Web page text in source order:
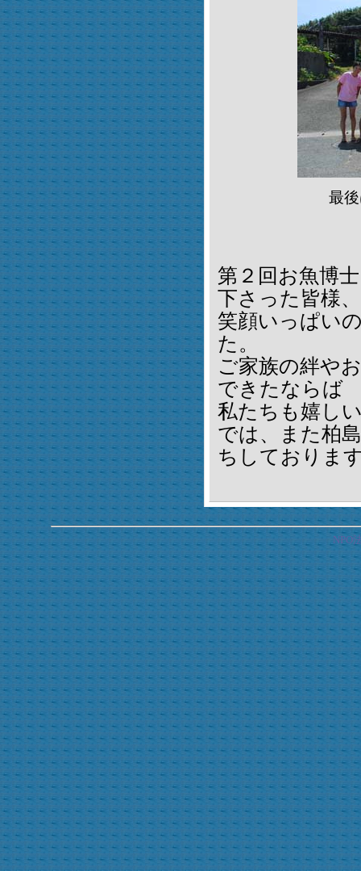
最
第２回お魚博
下さった皆様、
笑顔いっぱい
た。
ご家族の絆や
できたならば
私たちも嬉し
では、また柏
ちしておりま
NPO